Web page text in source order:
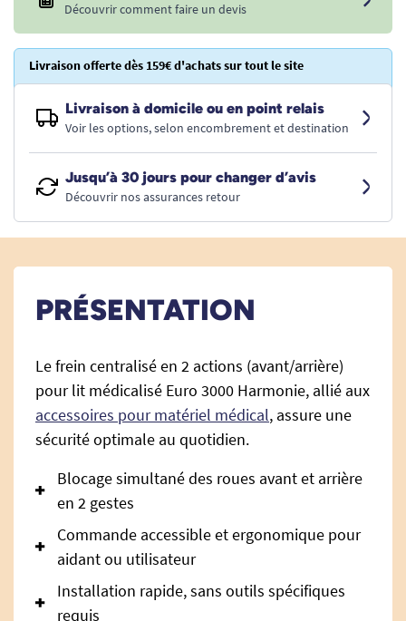
Découvrir comment faire un devis
Livraison offerte dès 159€ d'achats sur tout le site
Livraison à domicile ou en point relais
Voir les options, selon encombrement et destination
Jusqu’à 30 jours pour changer d’avis
Découvrir nos assurances retour
PRÉSENTATION
Le frein centralisé en 2 actions (avant/arrière)
pour lit médicalisé Euro 3000 Harmonie, allié aux
accessoires pour matériel médical, assure une
sécurité optimale au quotidien.
Blocage simultané des roues avant et arrière
en 2 gestes
Commande accessible et ergonomique pour
aidant ou utilisateur
Installation rapide, sans outils spécifiques
requis